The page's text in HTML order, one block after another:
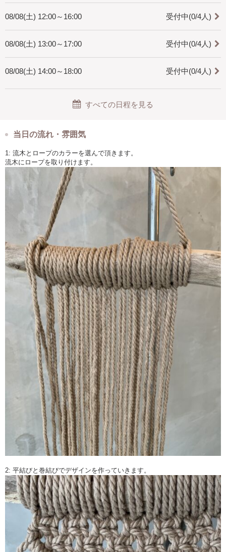
受付中(0/4人)
08/08(土) 12:00～16:00
受付中(0/4人)
08/08(土) 13:00～17:00
受付中(0/4人)
08/08(土) 14:00～18:00
すべての日程を見る
当日の流れ・雰囲気
1: 流木とロープのカラーを選んで頂きます。
流木にロープを取り付けます。
2: 平結びと巻結びでデザインを作っていきます。